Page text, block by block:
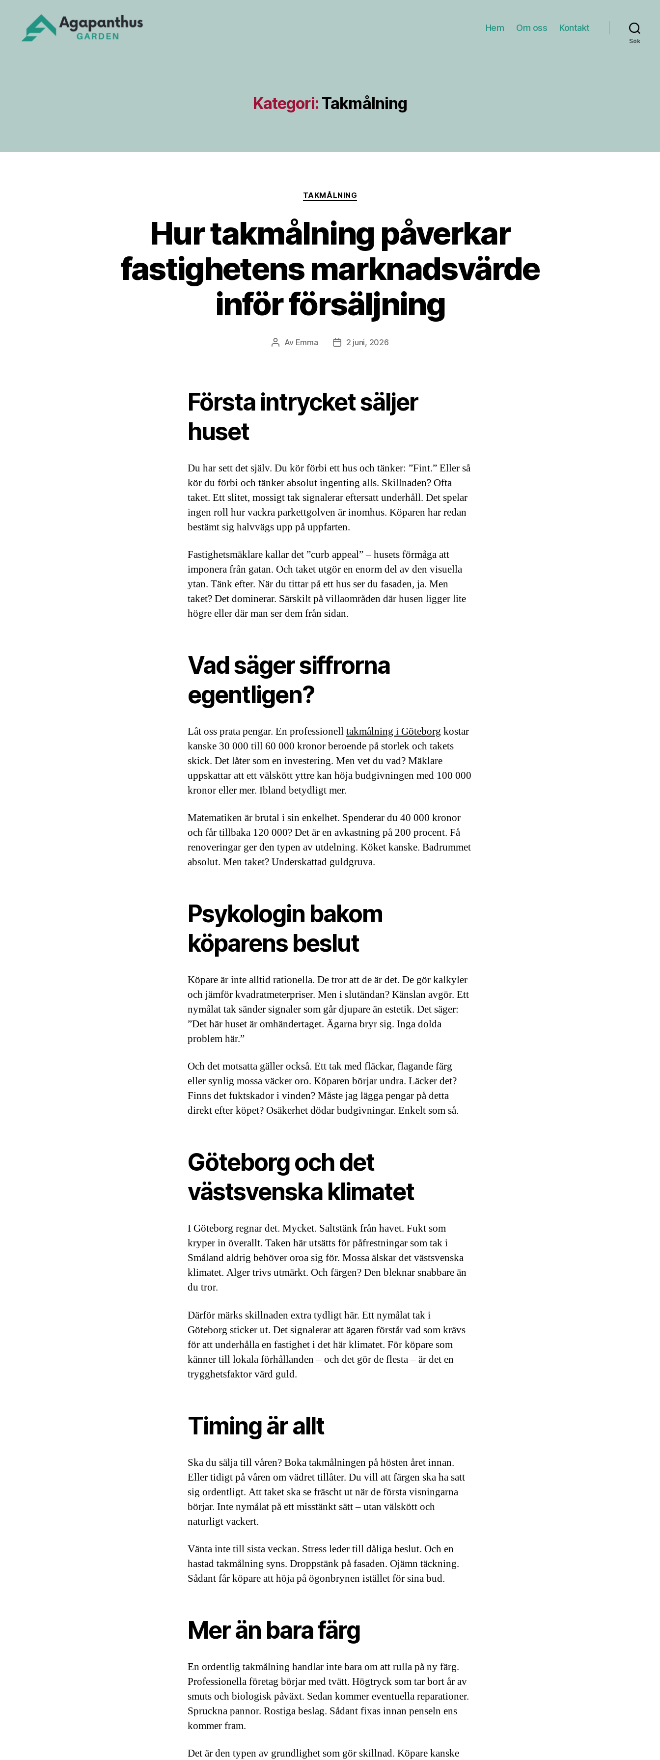
Hem Om oss Kontakt
Sök
Kategori: Takmålning
Kategorier
TAKMÅLNING
Hur takmålning påverkar
fastighetens marknadsvärde
inför försäljning
Inläggsförfattare
Av Emma Inläggsdatum
2 juni, 2026
Första intrycket säljer
huset
Du har sett det själv. Du kör förbi ett hus och tänker: ”Fint.” Eller så
kör du förbi och tänker absolut ingenting alls. Skillnaden? Ofta
taket. Ett slitet, mossigt tak signalerar eftersatt underhåll. Det spelar
ingen roll hur vackra parkettgolven är inomhus. Köparen har redan
bestämt sig halvvägs upp på uppfarten.
Fastighetsmäklare kallar det ”curb appeal” – husets förmåga att
imponera från gatan. Och taket utgör en enorm del av den visuella
ytan. Tänk efter. När du tittar på ett hus ser du fasaden, ja. Men
taket? Det dominerar. Särskilt på villaområden där husen ligger lite
högre eller där man ser dem från sidan.
Vad säger siffrorna
egentligen?
Låt oss prata pengar. En professionelltakmålning i Göteborg kostar
kanske 30 000 till 60 000 kronor beroende på storlek och takets
skick. Det låter som en investering. Men vet du vad? Mäklare
uppskattar att ett välskött yttre kan höja budgivningen med 100 000
kronor eller mer. Ibland betydligt mer.
Matematiken är brutal i sin enkelhet. Spenderar du 40 000 kronor
och får tillbaka 120 000? Det är en avkastning på 200 procent. Få
renoveringar ger den typen av utdelning. Köket kanske. Badrummet
absolut. Men taket? Underskattad guldgruva.
Psykologin bakom
köparens beslut
Köpare är inte alltid rationella. De tror att de är det. De gör kalkyler
och jämför kvadratmeterpriser. Men i slutändan? Känslan avgör. Ett
nymålat tak sänder signaler som går djupare än estetik. Det säger:
”Det här huset är omhändertaget. Ägarna bryr sig. Inga dolda
problem här.”
Och det motsatta gäller också. Ett tak med fläckar, flagande färg
eller synlig mossa väcker oro. Köparen börjar undra. Läcker det?
Finns det fuktskador i vinden? Måste jag lägga pengar på detta
direkt efter köpet? Osäkerhet dödar budgivningar. Enkelt som så.
Göteborg och det
västsvenska klimatet
I Göteborg regnar det. Mycket. Saltstänk från havet. Fukt som
kryper in överallt. Taken här utsätts för påfrestningar som tak i
Småland aldrig behöver oroa sig för. Mossa älskar det västsvenska
klimatet. Alger trivs utmärkt. Och färgen? Den bleknar snabbare än
du tror.
Därför märks skillnaden extra tydligt här. Ett nymålat tak i
Göteborg sticker ut. Det signalerar att ägaren förstår vad som krävs
för att underhålla en fastighet i det här klimatet. För köpare som
känner till lokala förhållanden – och det gör de flesta – är det en
trygghetsfaktor värd guld.
Timing är allt
Ska du sälja till våren? Boka takmålningen på hösten året innan.
Eller tidigt på våren om vädret tillåter. Du vill att färgen ska ha satt
sig ordentligt. Att taket ska se fräscht ut när de första visningarna
börjar. Inte nymålat på ett misstänkt sätt – utan välskött och
naturligt vackert.
Vänta inte till sista veckan. Stress leder till dåliga beslut. Och en
hastad takmålning syns. Droppstänk på fasaden. Ojämn täckning.
Sådant får köpare att höja på ögonbrynen istället för sina bud.
Mer än bara färg
En ordentlig takmålning handlar inte bara om att rulla på ny färg.
Professionella företag börjar med tvätt. Högtryck som tar bort år av
smuts och biologisk påväxt. Sedan kommer eventuella reparationer.
Spruckna pannor. Rostiga beslag. Sådant fixas innan penseln ens
kommer fram.
Det är den typen av grundlighet som gör skillnad. Köpare kanske